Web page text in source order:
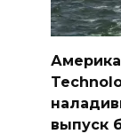
выпуск